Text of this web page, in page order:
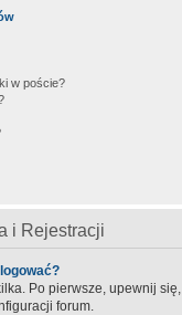
w poście?
i Rejestracji
Po pierwsze, upewnij
forum.